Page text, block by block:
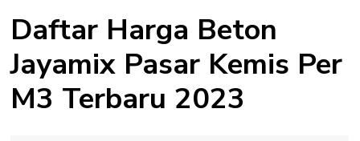
Daftar Harga Beton
Jayamix Pasar Kemis Per
M3 Terbaru 2023